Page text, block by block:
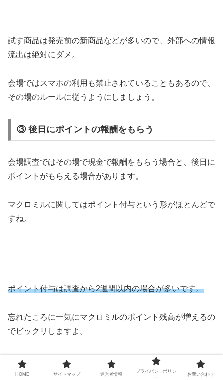
試す商品は発売前の新商品などが多いので、外部への情報
流出は絶対にダメ。
会場ではスマホの利用も禁止されていることもあるので、
その場のルールに従うようにしましょう。
③ 後日にポイントの報酬をもらう
会場調査ではその場で現金で報酬をもらう場合と、後日に
ポイントがもらえる場合があります。
マクロミルに関してはポイント付与という形がほとんどで
すね。
ポイント付与は調査から2週間以内の場合が多いです。
忘れたころに一気にマクロミルのポイント残高が増えるの
でビックリしますよ。
HOME サイトマップ 運営者情報
プライバシーポリシ
ー
お問い合わせ